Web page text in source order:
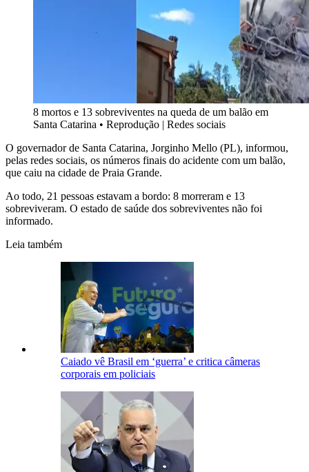
8 mortos e 13 sobreviventes na queda de um balão em
Santa Catarina • Reprodução | Redes sociais
O governador de Santa Catarina, Jorginho Mello (PL), informou,
pelas redes sociais, os números finais do acidente com um balão,
que caiu na cidade de Praia Grande.
Ao todo, 21 pessoas estavam a bordo: 8 morreram e 13
sobreviveram. O estado de saúde dos sobreviventes não foi
informado.
Leia também
Caiado vê Brasil em ‘guerra’ e critica câmeras
corporais em policiais